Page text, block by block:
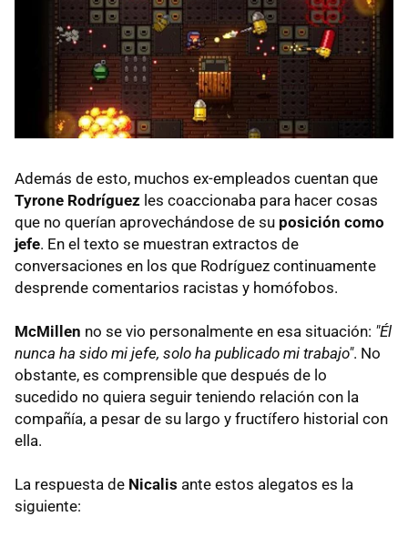
Además de esto, muchos ex-empleados cuentan que
Tyrone Rodríguez les coaccionaba para hacer cosas
que no querían aprovechándose de su posición como
jefe. En el texto se muestran extractos de
conversaciones en los que Rodríguez continuamente
desprende comentarios racistas y homófobos.
McMillen no se vio personalmente en esa situación: "Él
nunca ha sido mi jefe, solo ha publicado mi trabajo". No
obstante, es comprensible que después de lo
sucedido no quiera seguir teniendo relación con la
compañía, a pesar de su largo y fructífero historial con
ella.
La respuesta de Nicalis ante estos alegatos es la
siguiente: